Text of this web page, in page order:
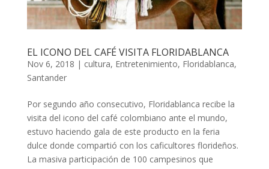
EL ICONO DEL CAFÉ VISITA FLORIDABLANCA
Nov 6, 2018 | cultura, Entretenimiento, Floridablanca,
Santander
Por segundo año consecutivo, Floridablanca recibe la
visita del icono del café colombiano ante el mundo,
estuvo haciendo gala de este producto en la feria
dulce donde compartió con los caficultores florideños.
La masiva participación de 100 campesinos que